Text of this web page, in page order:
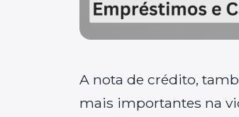
A nota de crédito,
mais importantes na